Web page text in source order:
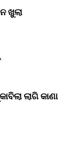
ଖୁଲା
ଲାଗି କାଣା